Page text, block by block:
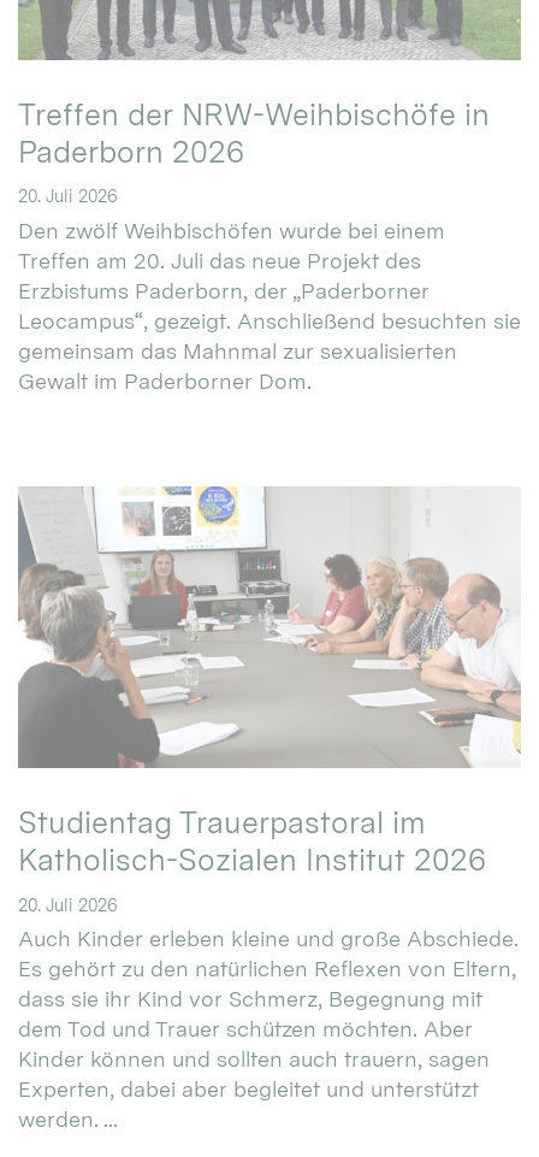
Treffen der NRW-Weihbischöfe in
Paderborn 2026
20. Juli 2026
Den zwölf Weihbischöfen wurde bei einem
Treffen am 20. Juli das neue Projekt des
Erzbistums Paderborn, der „Paderborner
Leocampus“, gezeigt. Anschließend besuchten sie
gemeinsam das Mahnmal zur sexualisierten
Gewalt im Paderborner Dom.
Studientag Trauerpastoral im
Katholisch-Sozialen Institut 2026
20. Juli 2026
Auch Kinder erleben kleine und große Abschiede.
Es gehört zu den natürlichen Reflexen von Eltern,
dass sie ihr Kind vor Schmerz, Begegnung mit
dem Tod und Trauer schützen möchten. Aber
Kinder können und sollten auch trauern, sagen
Experten, dabei aber begleitet und unterstützt
werden. ...